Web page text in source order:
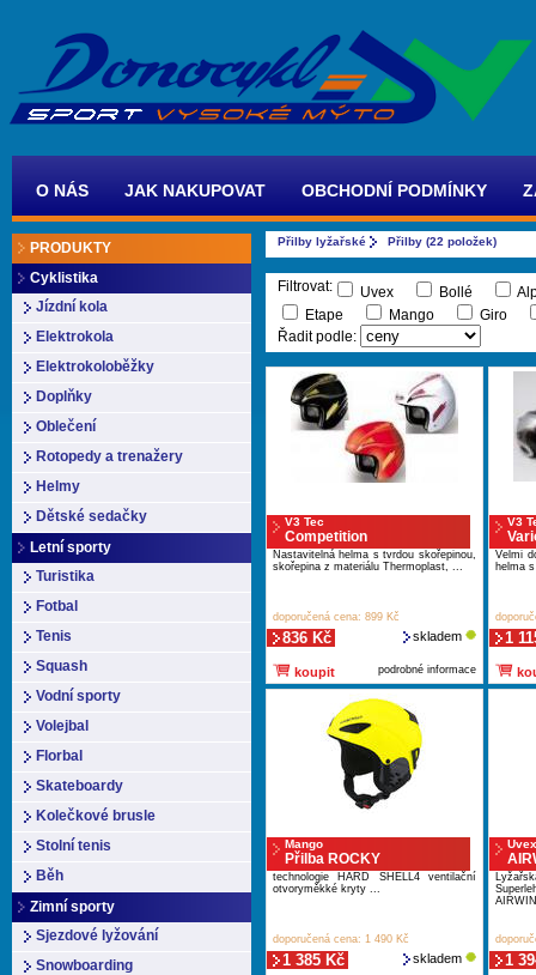
O NÁS JAK NAKUPOVAT OBCHODNÍ PODMÍNKY
PRODUKTY
Cyklistika
Jízdní kola
Elektrokola
Elektrokoloběžky
Doplňky
Oblečení
Rotopedy a trenažery
Helmy
Dětské sedačky
Letní sporty
Turistika
Fotbal
Tenis
Squash
Vodní sporty
Volejbal
Florbal
Skateboardy
Kolečkové brusle
Stolní tenis
Běh
Zimní sporty
Sjezdové lyžování
Snowboarding
Přilby lyžařské Přilby (22 položek)
Filtrovat: Uvex Bollé
Etape
Mango
Giro
Řadit podle:
V3 Tec
Competition
Nastavitelná helma s tvrdou skořepinou,
skořepina z materiálu Thermoplast, ...
doporučená cena: 899 Kč
836 Kč skladem
koupit podrobné informace
V3
Velmi
helma
1
Mango
Přilba ROCKY
technologie HARD SHELL4 ventilační
otvoryměkké kryty ...
doporučená cena: 1 490 Kč
1 385 Kč skladem
Uvex
1